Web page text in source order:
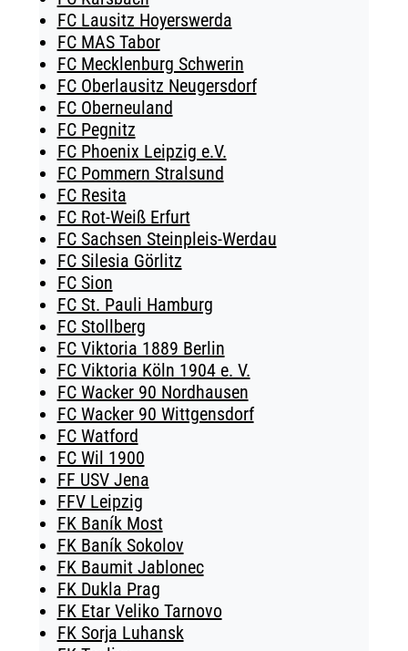
FC Lausitz Hoyerswerda
FC MAS Tabor
FC Mecklenburg Schwerin
FC Oberlausitz Neugersdorf
FC Oberneuland
FC Pegnitz
FC Phoenix Leipzig e.V.
FC Pommern Stralsund
FC Resita
FC Rot-Weiß Erfurt
FC Sachsen Steinpleis-Werdau
FC Silesia Görlitz
FC Sion
FC St. Pauli Hamburg
FC Stollberg
FC Viktoria 1889 Berlin
FC Viktoria Köln 1904 e. V.
FC Wacker 90 Nordhausen
FC Wacker 90 Wittgensdorf
FC Watford
FC Wil 1900
FF USV Jena
FFV Leipzig
FK Baník Most
FK Baník Sokolov
FK Baumit Jablonec
FK Dukla Prag
FK Etar Veliko Tarnovo
FK Sorja Luhansk